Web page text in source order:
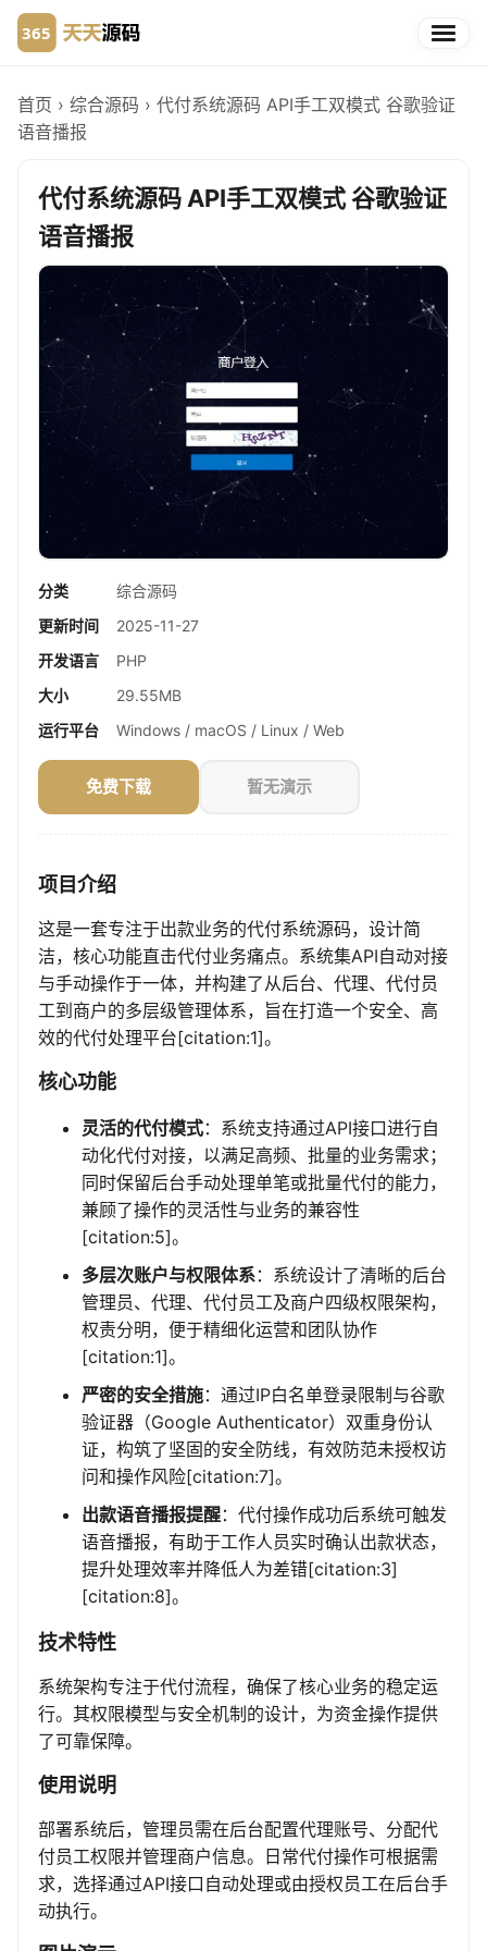
首页 › 综合源码 › 代付系统源码 API手工双模式 谷歌验证
语音播报
代付系统源码 API手工双模式 谷歌验证
语音播报
分类
综合源码
更新时间
2025-11-27
开发语言
PHP
大小
29.55MB
运行平台
Windows / macOS / Linux / Web
免费下载 暂无演示
项目介绍
这是一套专注于出款业务的代付系统源码，设计简
洁，核心功能直击代付业务痛点。系统集API自动对接
与手动操作于一体，并构建了从后台、代理、代付员
工到商户的多层级管理体系，旨在打造一个安全、高
效的代付处理平台[citation:1]。
核心功能
灵活的代付模式：系统支持通过API接口进行自
动化代付对接，以满足高频、批量的业务需求；
同时保留后台手动处理单笔或批量代付的能力，
兼顾了操作的灵活性与业务的兼容性
[citation:5]。
多层次账户与权限体系：系统设计了清晰的后台
管理员、代理、代付员工及商户四级权限架构，
权责分明，便于精细化运营和团队协作
[citation:1]。
严密的安全措施：通过IP白名单登录限制与谷歌
验证器（Google Authenticator）双重身份认
证，构筑了坚固的安全防线，有效防范未授权访
问和操作风险[citation:7]。
出款语音播报提醒：代付操作成功后系统可触发
语音播报，有助于工作人员实时确认出款状态，
提升处理效率并降低人为差错[citation:3]
[citation:8]。
技术特性
系统架构专注于代付流程，确保了核心业务的稳定运
行。其权限模型与安全机制的设计，为资金操作提供
了可靠保障。
使用说明
部署系统后，管理员需在后台配置代理账号、分配代
付员工权限并管理商户信息。日常代付操作可根据需
求，选择通过API接口自动处理或由授权员工在后台手
动执行。